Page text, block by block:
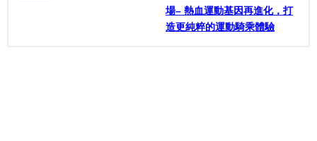
場– 熱血運動基因再進化，打
造更純粹的運動騎乘體驗